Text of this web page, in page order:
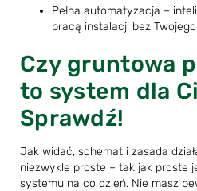
Pełna automatyzacja –
pracą instalacji bez Twojego
Czy gruntowa
to system dla
Sprawdź!
Jak widać, schemat i zasada
niezwykle proste – tak jak proste
systemu na co dzień. Nie masz